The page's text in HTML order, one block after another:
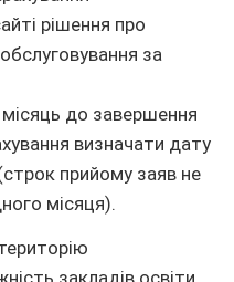
рішення про
за
місяць до завершення
визначати дату
прийому заяв не
місяця).
закладів освіти